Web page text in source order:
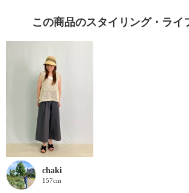
この商品のスタイリング・ライ
chaki
157cm